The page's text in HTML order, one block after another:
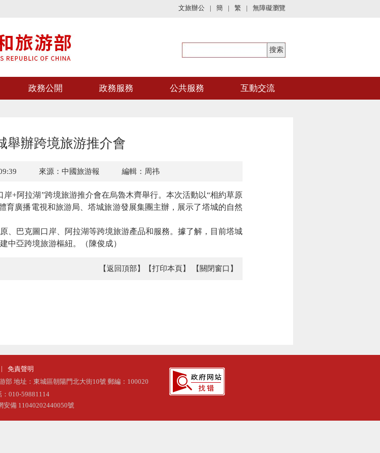
文旅辦公 | 簡 | 繁 | 無障礙瀏覽
政務公開 政務服務 公共服務 互動交流
舉辦跨境旅游推介會
來源：中國旅游報 編輯：周祎
+阿拉湖”跨境旅游推介會在烏魯木齊舉行。本次活動以“相約草原
育廣播電視和旅游局、塔城旅游發展集團主辦，展示了塔城的自然
巴克圖口岸、阿拉湖等跨境旅游產品和服務。據了解，目前塔城
中亞跨境旅游樞紐。（陳俊成）
【返回頂部】 【打印本頁】 【關閉窗口】